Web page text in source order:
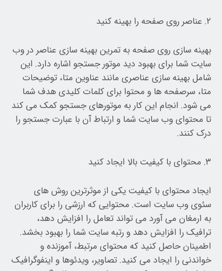
۲. عناصر روی صفحه را بهینه کنید
بهینه سازی روی صفحه به تمرین بهینه سازی عناصر در وب
سایت شما برای بهبود دید موتور جستجو اشاره دارد. این
شامل بهینه سازی عناصری مانند عناوین متا، توضیحات
متا، سرصفحه ها و محتوا برای کلمات کلیدی هدف شما
می شود. انجام این کار به موتورهای جستجو کمک می کند
تا محتوای وب سایت شما و ارتباط آن با عبارت جستجو را
درک کنند.
۳. محتوای با کیفیت بالا ایجاد کنید
ایجاد محتوای با کیفیت یکی از موثرترین روش های
سئوی وب سایت است. محتوایی که ارزشی را برای کاربران
به ارمغان می آورد می تواند تعامل را افزایش دهد،
ترافیک را افزایش دهد و رتبه سایت شما را بهبود بخشد.
اطمینان حاصل کنید که محتوای مرتبط، آموزنده و
خواندنی را ایجاد می کنید. تصاویر، ویدئوها و اینفوگرافیک